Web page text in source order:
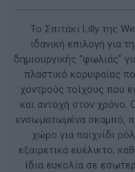
Το Σπιτάκι Lilly της
ιδανική επιλογή για
δημιουργικής "φωλιάς"
πλαστικό κορυφαίας
χοντρούς τοίχους που
και αντοχή στον χρόνο.
ενσωματωμένα σκαμπό,
χώρο για παιχνίδι
εξαιρετικά ευέλικτο,
ίδια ευκολία σε